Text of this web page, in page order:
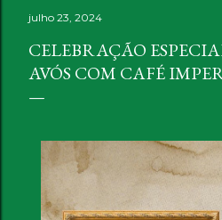
julho 23, 2024
CELEBRAÇÃO
AVÓS COM CAFÉ